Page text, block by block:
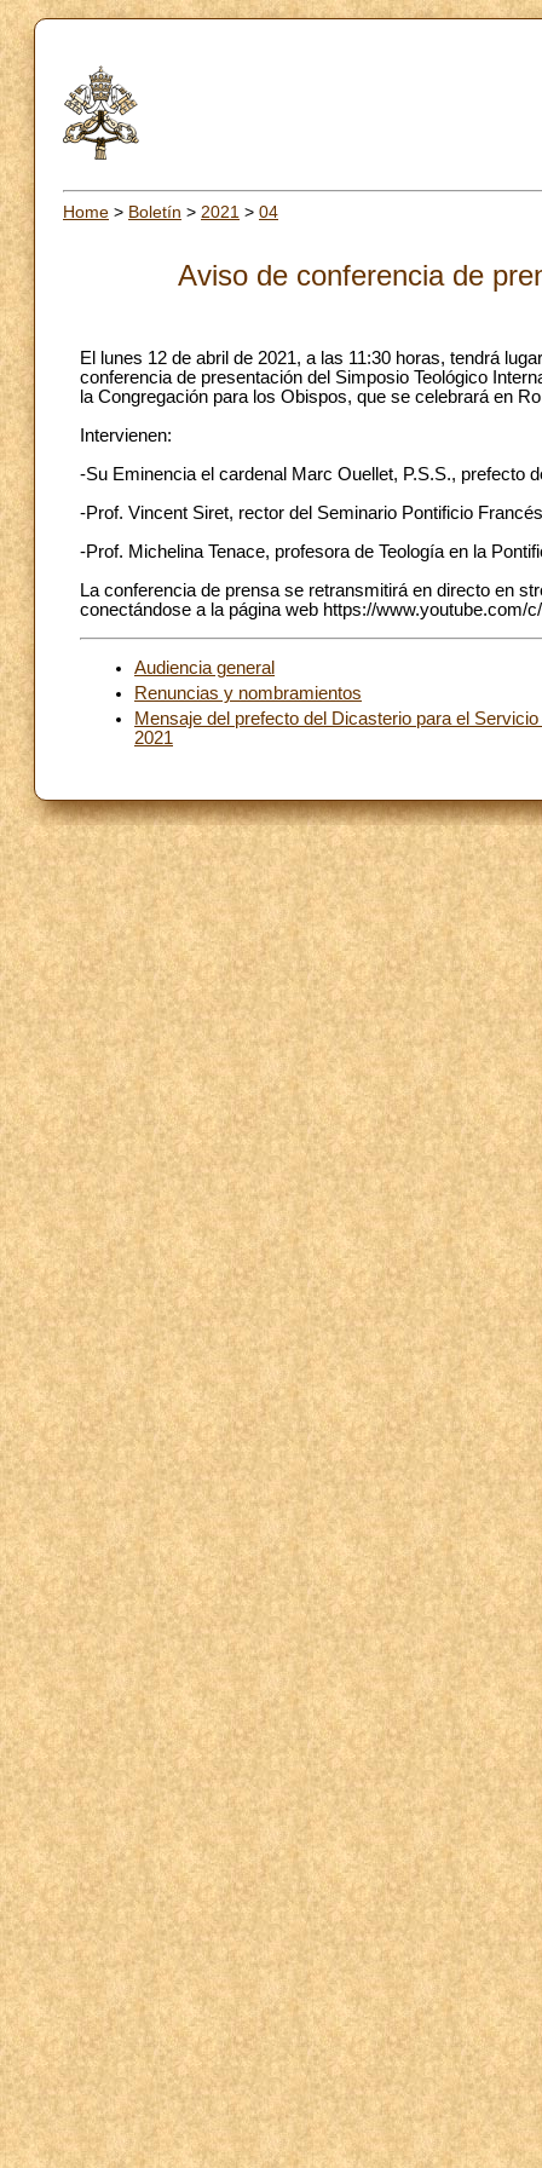
Home > Boletín > 2021 > 04
Aviso de conferencia de
El lunes 12 de abril de 2021, a las 11:30 horas, tendrá
conferencia de presentación del Simposio Teológico
la Congregación para los Obispos, que se celebrará en
Intervienen:
-Su Eminencia el cardenal Marc Ouellet, P.S.S., prefecto
-Prof. Vincent Siret, rector del Seminario Pontificio
-Prof. Michelina Tenace, profesora de Teología en la
La conferencia de prensa se retransmitirá en directo en
conectándose a la página web https://www.youtube.com/
Audiencia general
Renuncias y nombramientos
Mensaje del prefecto del Dicasterio para el
2021